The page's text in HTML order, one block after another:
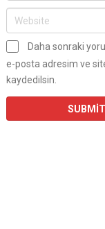
Daha sonraki
e-posta adresim ve
kaydedilsin.